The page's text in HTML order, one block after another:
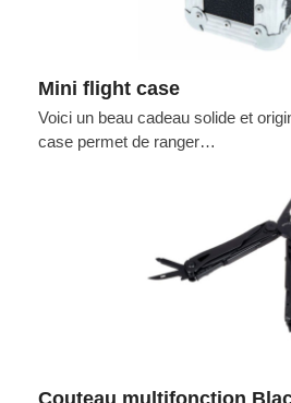
Mini flight case
Voici un beau cadeau solide et
case permet de ranger…